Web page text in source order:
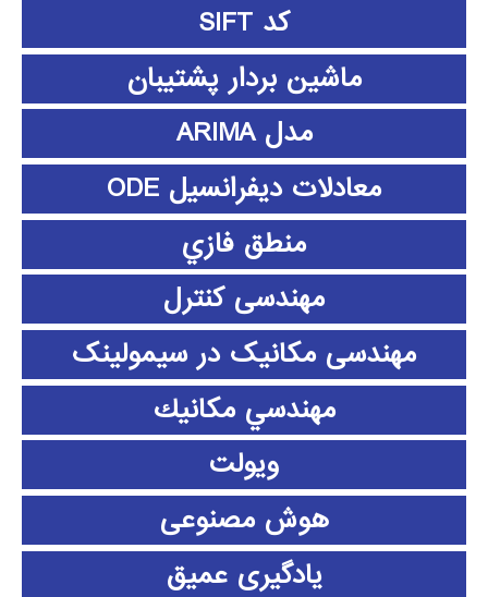
کد SIFT
ماشین بردار پشتیبان
مدل ARIMA
معادلات دیفرانسیل ODE
منطق فازي
مهندسی کنترل
مهندسی مکانیک در سیمولینک
مهندسي مكانيك
ویولت
هوش مصنوعی
یادگیری عمیق